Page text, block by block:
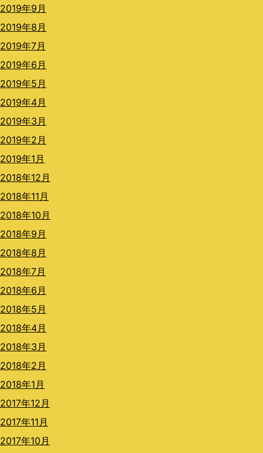
2019年9月
2019年8月
2019年7月
2019年6月
2019年5月
2019年4月
2019年3月
2019年2月
2019年1月
2018年12月
2018年11月
2018年10月
2018年9月
2018年8月
2018年7月
2018年6月
2018年5月
2018年4月
2018年3月
2018年2月
2018年1月
2017年12月
2017年11月
2017年10月